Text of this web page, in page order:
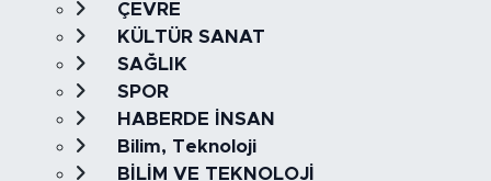
ÇEVRE
KÜLTÜR SANAT
SAĞLIK
SPOR
HABERDE İNSAN
Bilim, Teknoloji
BİLİM VE TEKNOLOJİ